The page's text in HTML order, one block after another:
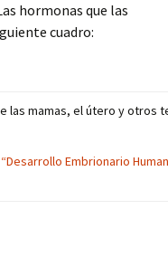
hormonas que las
cuadro:
las mamas, el útero y otros
Embrionario